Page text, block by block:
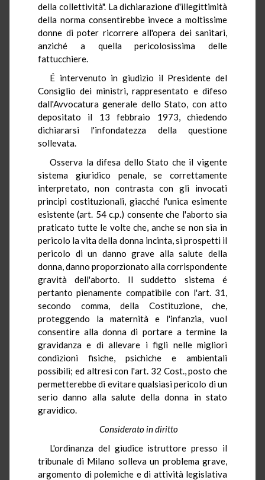
della collettività". La dichiarazione d'illegittimità
della norma consentirebbe invece a moltissime
donne di poter ricorrere all'opera dei sanitari,
anziché a quella pericolosissima delle
fattucchiere.
É intervenuto in giudizio il Presidente del
Consiglio dei ministri, rappresentato e difeso
dall'Avvocatura generale dello Stato, con atto
depositato il 13 febbraio 1973, chiedendo
dichiararsi l'infondatezza della questione
sollevata.
Osserva la difesa dello Stato che il vigente
sistema giuridico penale, se correttamente
interpretato, non contrasta con gli invocati
principi costituzionali, giacché l'unica esimente
esistente (art. 54 c.p.) consente che l'aborto sia
praticato tutte le volte che, anche se non sia in
pericolo la vita della donna incinta, si prospetti il
pericolo di un danno grave alla salute della
donna, danno proporzionato alla corrispondente
gravità dell'aborto. Il suddetto sistema é
pertanto pienamente compatibile con l'art. 31,
secondo comma, della Costituzione, che,
proteggendo la maternità e l'infanzia, vuol
consentire alla donna di portare a termine la
gravidanza e di allevare i figli nelle migliori
condizioni fisiche, psichiche e ambientali
possibili; ed altresì con l'art. 32 Cost., posto che
permetterebbe di evitare qualsiasi pericolo di un
serio danno alla salute della donna in stato
gravidico.
Considerato in diritto
L'ordinanza del giudice istruttore presso il
tribunale di Milano solleva un problema grave,
argomento di polemiche e di attività legislativa